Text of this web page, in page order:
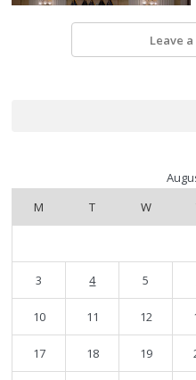
Leave
M
T W
3 4 5
10 11 12
17 18 19